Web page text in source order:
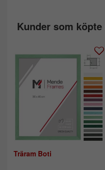
Kunder som
Träram Boti